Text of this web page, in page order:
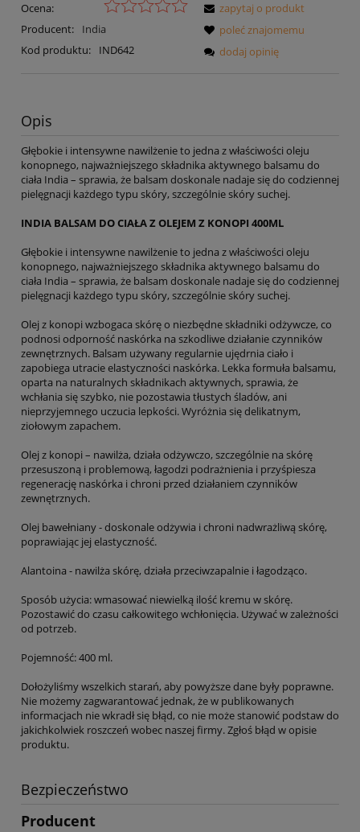
Ocena:
Producent:
India
Kod produktu:
IND642
zapytaj o produkt
poleć znajomemu
dodaj opinię
Opis
Głębokie i intensywne nawilżenie to jedna z właściwości oleju
konopnego, najważniejszego składnika aktywnego balsamu do
ciała India – sprawia, że balsam doskonale nadaje się do codziennej
pielęgnacji każdego typu skóry, szczególnie skóry suchej.
INDIA BALSAM DO CIAŁA Z OLEJEM Z KONOPI 400ML
Głębokie i intensywne nawilżenie to jedna z właściwości oleju
konopnego, najważniejszego składnika aktywnego balsamu do
ciała India – sprawia, że balsam doskonale nadaje się do codziennej
pielęgnacji każdego typu skóry, szczególnie skóry suchej.
Olej z konopi wzbogaca skórę o niezbędne składniki odżywcze, co
podnosi odporność naskórka na szkodliwe działanie czynników
zewnętrznych. Balsam używany regularnie ujędrnia ciało i
zapobiega utracie elastyczności naskórka. Lekka formuła balsamu,
oparta na naturalnych składnikach aktywnych, sprawia, że
wchłania się szybko, nie pozostawia tłustych śladów, ani
nieprzyjemnego uczucia lepkości. Wyróżnia się delikatnym,
ziołowym zapachem.
Olej z konopi – nawilża, działa odżywczo, szczególnie na skórę
przesuszoną i problemową, łagodzi podrażnienia i przyśpiesza
regenerację naskórka i chroni przed działaniem czynników
zewnętrznych.
Olej bawełniany - doskonale odżywia i chroni nadwrażliwą skórę,
poprawiając jej elastyczność.
Alantoina - nawilża skórę, działa przeciwzapalnie i łagodząco.
Sposób użycia: wmasować niewielką ilość kremu w skórę.
Pozostawić do czasu całkowitego wchłonięcia. Używać w zależności
od potrzeb.
Pojemność: 400 ml.
Dołożyliśmy wszelkich starań, aby powyższe dane były poprawne.
Nie możemy zagwarantować jednak, że w publikowanych
informacjach nie wkradł się błąd, co nie może stanowić podstaw do
jakichkolwiek roszczeń wobec naszej firmy. Zgłoś błąd w opisie
produktu.
Bezpieczeństwo
Producent